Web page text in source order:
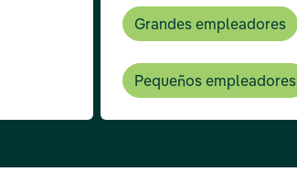
Grandes empleadores
Pequeños empleadores